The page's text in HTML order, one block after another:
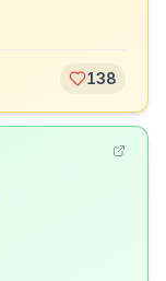
138